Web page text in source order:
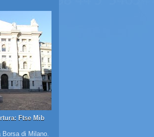
Ftse Mib
Borsa di Milano.